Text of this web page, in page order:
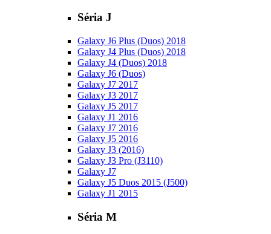
Séria J
Galaxy J6 Plus (Duos) 2018
Galaxy J4 Plus (Duos) 2018
Galaxy J4 (Duos) 2018
Galaxy J6 (Duos)
Galaxy J7 2017
Galaxy J3 2017
Galaxy J5 2017
Galaxy J1 2016
Galaxy J7 2016
Galaxy J5 2016
Galaxy J3 (2016)
Galaxy J3 Pro (J3110)
Galaxy J7
Galaxy J5 Duos 2015 (J500)
Galaxy J1 2015
Séria M